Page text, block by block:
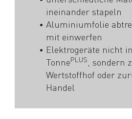
ineinander stapeln
Aluminiumfolie
mit einwerfen
Elektrogeräte nicht
TonnePLUS
, sondern
Wertstoffhof oder
Handel